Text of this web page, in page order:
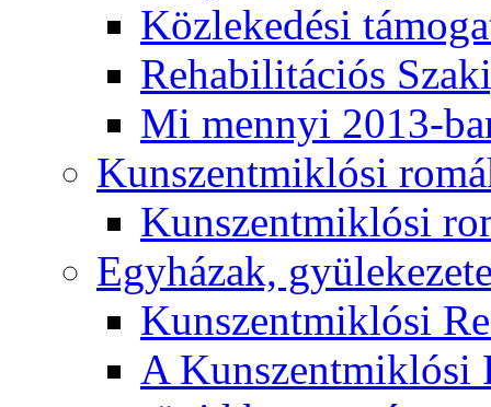
Közlekedési
Rehabilitációs
Mi mennyi 2013-
Kunszentmiklósi
Kunszentmiklósi
Egyházak,
Kunszentmiklósi
A Kunszentmiklósi